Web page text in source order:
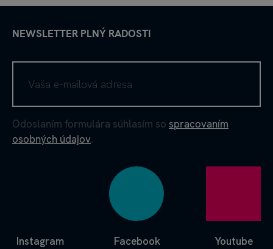
NEWSLETTER PLNÝ RADOSTI
Odoslaním formulára súhlasím so spracovaním
osobných údajov.
Facebook
Instagram Youtube